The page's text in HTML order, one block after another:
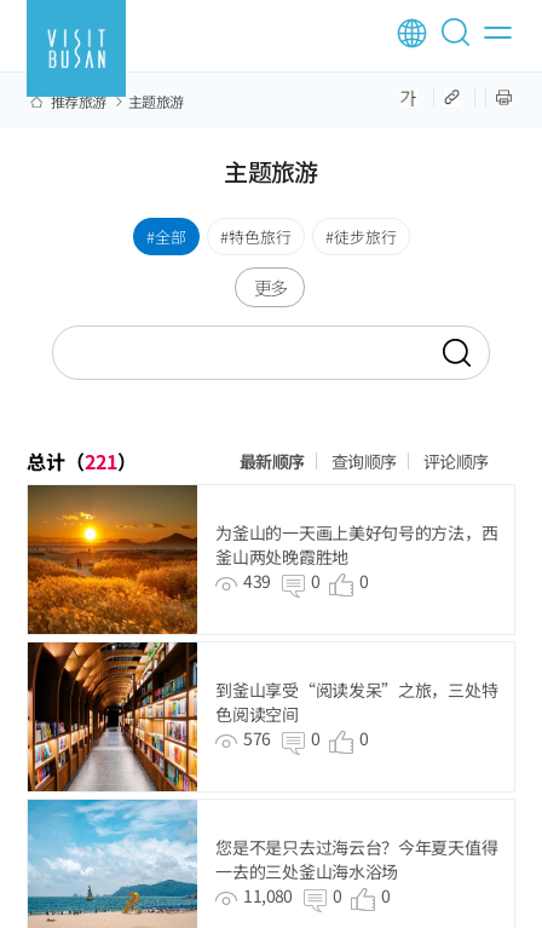
推荐旅游 主题旅游
主题旅游
全部 特色旅行 徒步旅行
更多
总计（221） 最新顺序 查询顺序 评论顺序
为釜山的一天画上美好句号的方法，西
釜山两处晚霞胜地
439
0 0
到釜山享受“阅读发呆”之旅，三处特
色阅读空间
576
0 0
您是不是只去过海云台？今年夏天值得
一去的三处釜山海水浴场
11,080
0 0